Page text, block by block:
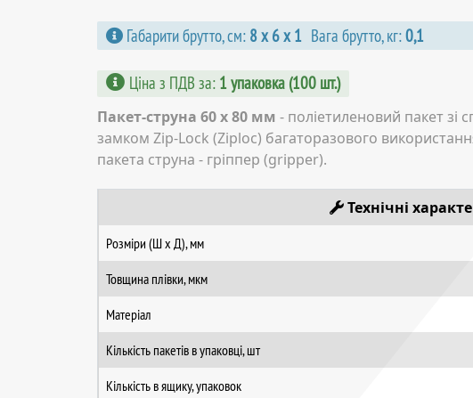
Габарити брутто, см: 8 х 6 х 1 Вага брутто, кг:0,1
Ціна з ПДВ за: 1 упаковка (100 шт.)
Пакет-струна 60 х 80 мм - поліетиленовий пакет зі
замком Zip-Lock (Ziploc) багаторазового
пакета струна - гріппер (gripper).
Технічні
Розміри (Ш х Д), мм
Товщина плівки, мкм
Матеріал
Кількість пакетів в упаковці, шт
Кількість в ящику, упаковок